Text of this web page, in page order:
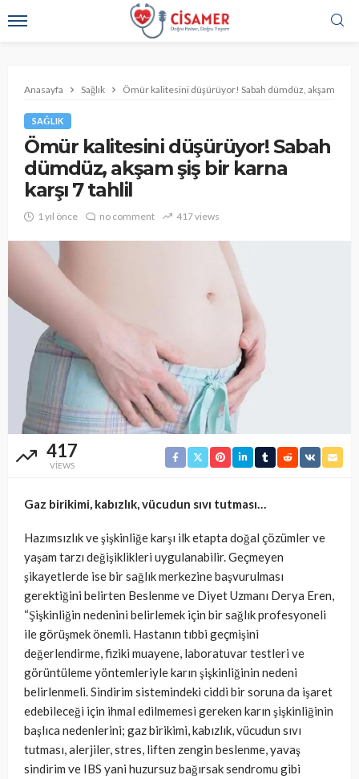
Anasayfa Sağlık Ömür kalitesini düşürüyor! Sabah dümdüz, akşam şiş
SAĞLIK
Ömür kalitesini düşürüyor! Sabah
dümdüz, akşam şiş bir karna
karşı 7 tahlil
1 yıl önce no comment 417 views
417
VIEWS
Gaz birikimi, kabızlık, vücudun sıvı tutması…
Hazımsızlık ve şişkinliğe karşı ilk etapta doğal çözümler ve
yaşam tarzı değişiklikleri uygulanabilir. Geçmeyen
şikayetlerde ise bir sağlık merkezine başvurulması
gerektiğini belirten Beslenme ve Diyet Uzmanı Derya Eren,
“Şişkinliğin nedenini belirlemek için bir sağlık profesyoneli
ile görüşmek önemli. Hastanın tıbbi geçmişini
değerlendirme, fiziki muayene, laboratuvar testleri ve
görüntüleme yöntemleriyle karın şişkinliğinin nedeni
belirlenmeli. Sindirim sistemindeki ciddi bir soruna da işaret
edebileceği için ihmal edilmemesi gereken karın şişkinliğinin
başlıca nedenlerini; gaz birikimi, kabızlık, vücudun sıvı
tutması, alerjiler, stres, liften zengin beslenme, yavaş
sindirim ve IBS yani huzursuz bağırsak sendromu gibi